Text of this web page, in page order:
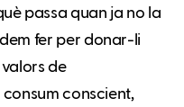
passa quan ja no la
fer per donar-li
de
conscient,